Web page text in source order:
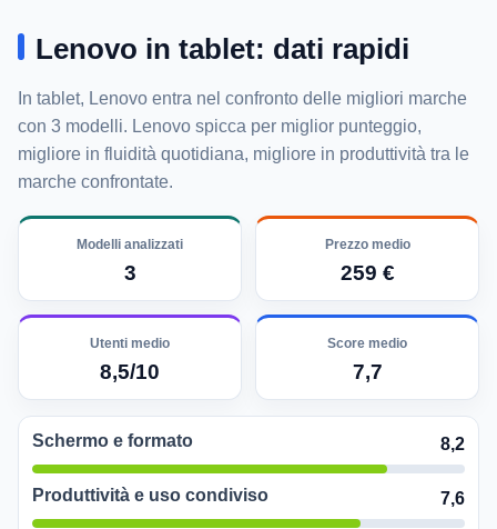
Lenovo in tablet: dati rapidi
In tablet, Lenovo entra nel confronto delle migliori marche
con 3 modelli. Lenovo spicca per miglior punteggio,
migliore in fluidità quotidiana, migliore in produttività tra le
marche confrontate.
Modelli analizzati
3
Prezzo medio
259 €
Utenti medio
8,5/10
Score medio
7,7
Schermo e formato 8,2
Produttività e uso condiviso 7,6